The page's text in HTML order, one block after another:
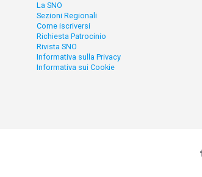
La SNO
Sezioni Regionali
Come iscriversi
Richiesta Patrocinio
Rivista SNO
Informativa sulla Privacy
Informativa sui Cookie